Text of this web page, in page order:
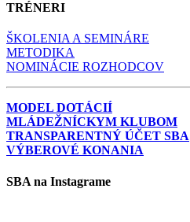
TRÉNERI
ŠKOLENIA A SEMINÁRE
METODIKA
NOMINÁCIE ROZHODCOV
MODEL DOTÁCIÍ
MLÁDEŽNÍCKYM KLUBOM
TRANSPARENTNÝ ÚČET SBA
VÝBEROVÉ KONANIA
SBA na Instagrame